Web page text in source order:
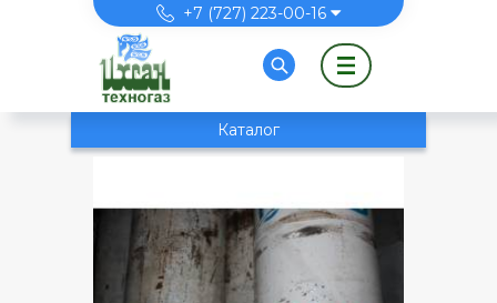
Перейти к основному содержанию
+7 (727) 223-00-16
Каталог